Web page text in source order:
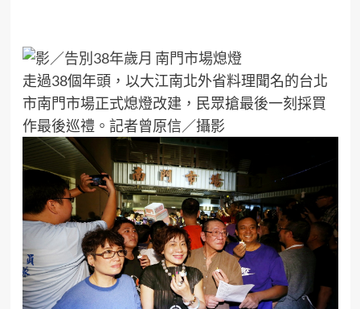
走過38個年頭，以大江南北外省料理聞名的台北
市南門市場正式熄燈改建，民眾搶最後一刻採買
作最後巡禮。記者曾原信／攝影